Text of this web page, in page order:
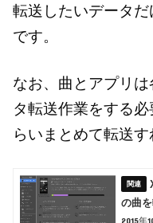
転送したいデータ
です。
なお、曲とアプリ
タ転送作業をする
らいまとめて転送す
の曲
2015年